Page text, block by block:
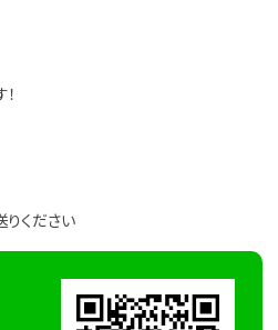
ください